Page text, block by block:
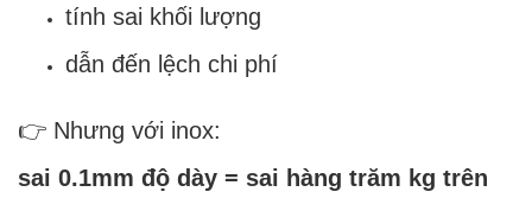
tính sai khối lượng
dẫn đến lệch chi phí
👉 Nhưng với inox:
sai 0.1mm độ dày = sai hàng trăm kg trên